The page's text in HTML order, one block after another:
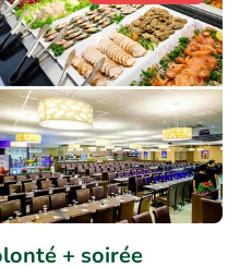
+ soirée